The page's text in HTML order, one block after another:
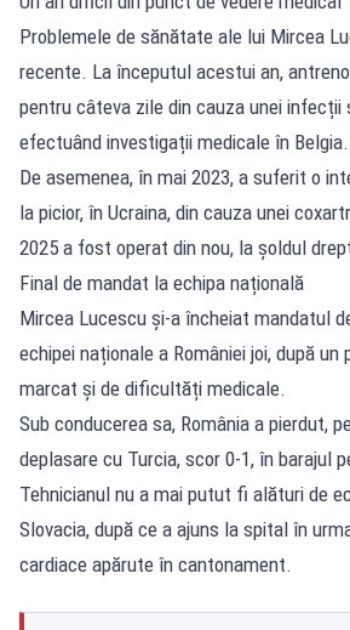
Problemele de sănătate ale lui Mircea
recente. La începutul acestui an,
pentru câteva zile din cauza unei
efectuând investigații medicale în Belgia.
De asemenea, în mai 2023, a suferit o
la picior, în Ucraina, din cauza unei
2025 a fost operat din nou, la șoldul
Final de mandat la echipa națională
Mircea Lucescu și-a încheiat mandatul
echipei naționale a României joi, după un
marcat și de dificultăți medicale.
Sub conducerea sa, România a pierdut,
deplasare cu Turcia, scor 0-1, în barajul
Tehnicianul nu a mai putut fi alături de
Slovacia, după ce a ajuns la spital în
cardiace apărute în cantonament.